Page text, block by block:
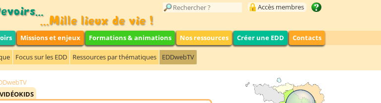
Accès membres
Missions et enjeux Formations & animations Nos ressources Créer une EDD Contacts
Focus sur les EDD Ressources par thématiques EDDwebTV
VIDÉOKIDS